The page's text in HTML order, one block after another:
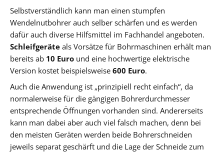
Selbstverständlich kann man einen stumpfen
Wendelnutbohrer auch selber schärfen und es werden
dafür auch diverse Hilfsmittel im Fachhandel angeboten.
Schleifgeräte als Vorsätze für Bohrmaschinen erhält man
bereits ab 10 Euro und eine hochwertige elektrische
Version kostet beispielsweise 600 Euro.
Auch die Anwendung ist „prinzipiell recht einfach“, da
normalerweise für die gängigen Bohrerdurchmesser
entsprechende Öffnungen vorhanden sind. Andererseits
kann man dabei aber auch viel falsch machen, denn bei
den meisten Geräten werden beide Bohrerschneiden
jeweils separat geschärft und die Lage der Schneide zum